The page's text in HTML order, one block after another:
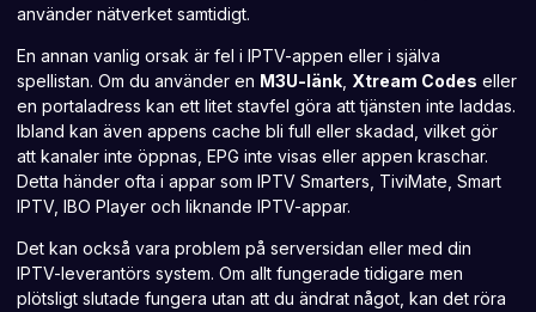
använder nätverket samtidigt.
En annan vanlig orsak är fel i IPTV-appen eller i själva
spellistan. Om du använder en M3U-länk Xtream Codes eller
en portaladress kan ett litet stavfel göra att tjänsten inte laddas.
Ibland kan även appens cache bli full eller skadad, vilket gör
att kanaler inte öppnas, EPG inte visas eller appen kraschar.
Detta händer ofta i appar som IPTV Smarters, TiviMate, Smart
IPTV, IBO Player och liknande IPTV-appar.
Det kan också vara problem på serversidan eller med din
IPTV-leverantörs system. Om allt fungerade tidigare men
plötsligt slutade fungera utan att du ändrat något, kan det röra